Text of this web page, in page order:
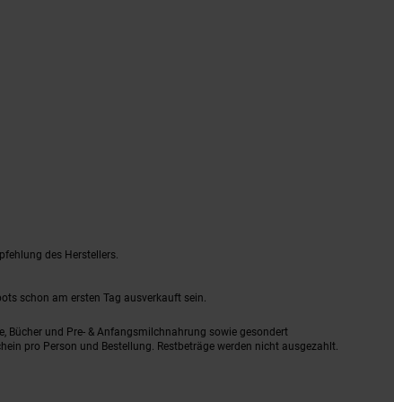
des Herstellers.
schon am ersten Tag ausverkauft sein.
und Pre- & Anfangsmilchnahrung sowie gesondert
pro Person und Bestellung. Restbeträge werden nicht ausgezahlt.